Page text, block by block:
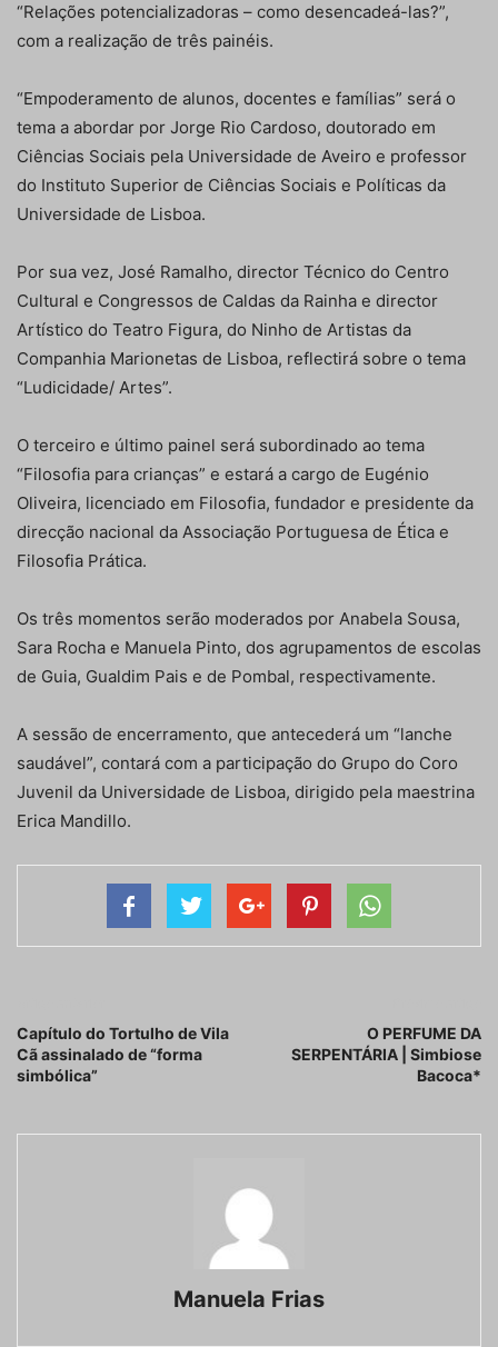
“Relações potencializadoras – como desencadeá-las?”,
com a realização de três painéis.
“Empoderamento de alunos, docentes e famílias” será o
tema a abordar por Jorge Rio Cardoso, doutorado em
Ciências Sociais pela Universidade de Aveiro e professor
do Instituto Superior de Ciências Sociais e Políticas da
Universidade de Lisboa.
Por sua vez, José Ramalho, director Técnico do Centro
Cultural e Congressos de Caldas da Rainha e director
Artístico do Teatro Figura, do Ninho de Artistas da
Companhia Marionetas de Lisboa, reflectirá sobre o tema
“Ludicidade/ Artes”.
O terceiro e último painel será subordinado ao tema
“Filosofia para crianças” e estará a cargo de Eugénio
Oliveira, licenciado em Filosofia, fundador e presidente da
direcção nacional da Associação Portuguesa de Ética e
Filosofia Prática.
Os três momentos serão moderados por Anabela Sousa,
Sara Rocha e Manuela Pinto, dos agrupamentos de escolas
de Guia, Gualdim Pais e de Pombal, respectivamente.
A sessão de encerramento, que antecederá um “lanche
saudável”, contará com a participação do Grupo do Coro
Juvenil da Universidade de Lisboa, dirigido pela maestrina
Erica Mandillo.
Capítulo do Tortulho de Vila
Cã assinalado de “forma
simbólica”
O PERFUME DA
SERPENTÁRIA | Simbiose
Bacoca*
Manuela Frias